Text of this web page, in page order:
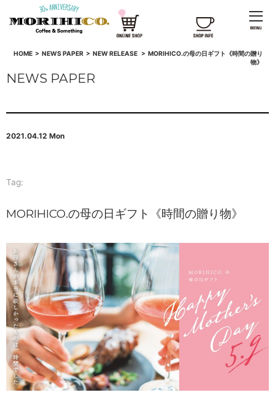
HOME> NEWS PAPER> NEW RELEASE > MORIHICO.の母の日ギフト《時間の贈り
物》
NEWS PAPER
2021.04.12 Mon
Tag:
MORIHICO.の母の日ギフト《時間の贈り物》